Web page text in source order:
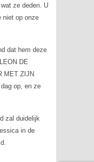
ze deden. U
niet op onze
dat hem deze
DE
MET ZIJN
op, en ze
zal duidelijk
in de